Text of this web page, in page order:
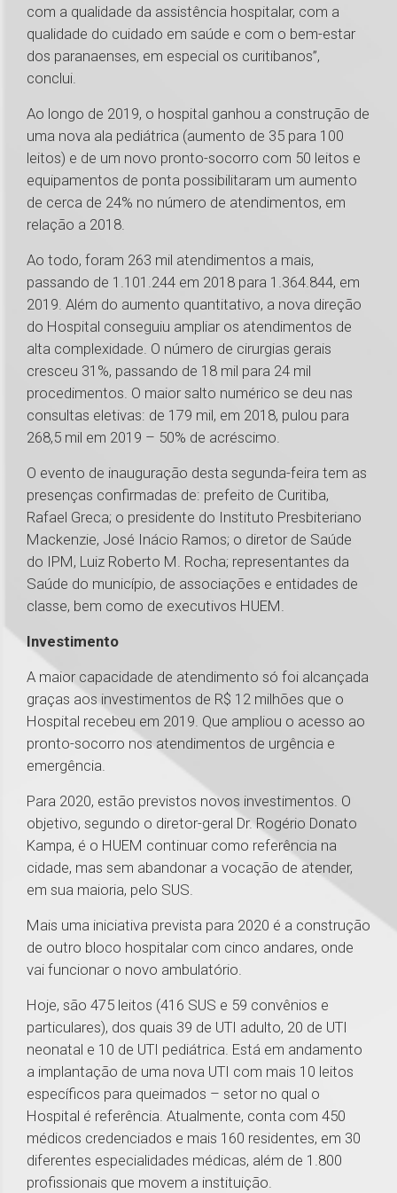
com a qualidade da assistência hospitalar, com a
qualidade do cuidado em saúde e com o bem-estar
dos paranaenses, em especial os curitibanos”,
conclui.
Ao longo de 2019, o hospital ganhou a construção de
uma nova ala pediátrica (aumento de 35 para 100
leitos) e de um novo pronto-socorro com 50 leitos e
equipamentos de ponta possibilitaram um aumento
de cerca de 24% no número de atendimentos, em
relação a 2018.
Ao todo, foram 263 mil atendimentos a mais,
passando de 1.101.244 em 2018 para 1.364.844, em
2019. Além do aumento quantitativo, a nova direção
do Hospital conseguiu ampliar os atendimentos de
alta complexidade. O número de cirurgias gerais
cresceu 31%, passando de 18 mil para 24 mil
procedimentos. O maior salto numérico se deu nas
consultas eletivas: de 179 mil, em 2018, pulou para
268,5 mil em 2019 – 50% de acréscimo.
O evento de inauguração desta segunda-feira tem as
presenças confirmadas de: prefeito de Curitiba,
Rafael Greca; o presidente do Instituto Presbiteriano
Mackenzie, José Inácio Ramos; o diretor de Saúde
do IPM, Luiz Roberto M. Rocha; representantes da
Saúde do município, de associações e entidades de
classe, bem como de executivos HUEM.
Investimento
A maior capacidade de atendimento só foi alcançada
graças aos investimentos de R$ 12 milhões que o
Hospital recebeu em 2019. Que ampliou o acesso ao
pronto-socorro nos atendimentos de urgência e
emergência.
Para 2020, estão previstos novos investimentos. O
objetivo, segundo o diretor-geral Dr. Rogério Donato
Kampa, é o HUEM continuar como referência na
cidade, mas sem abandonar a vocação de atender,
em sua maioria, pelo SUS.
Mais uma iniciativa prevista para 2020 é a construção
de outro bloco hospitalar com cinco andares, onde
vai funcionar o novo ambulatório.
Hoje, são 475 leitos (416 SUS e 59 convênios e
particulares), dos quais 39 de UTI adulto, 20 de UTI
neonatal e 10 de UTI pediátrica. Está em andamento
a implantação de uma nova UTI com mais 10 leitos
específicos para queimados – setor no qual o
Hospital é referência. Atualmente, conta com 450
médicos credenciados e mais 160 residentes, em 30
diferentes especialidades médicas, além de 1.800
profissionais que movem a instituição.